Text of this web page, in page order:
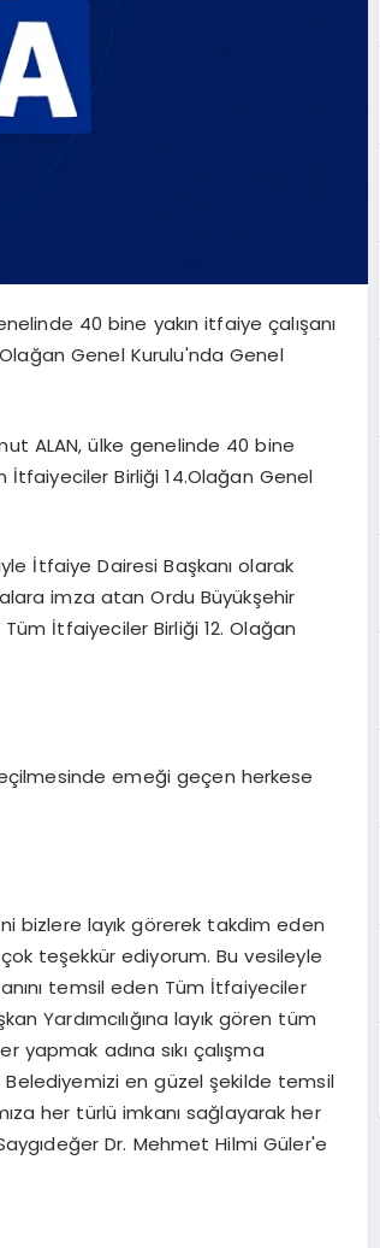
40 bine yakın itfaiye çalışanı
Genel Kurulu'nda Genel
ALAN, ülke genelinde 40 bine
İtfaiyeciler Birliği 14.Olağan Genel
İtfaiye Dairesi Başkanı olarak
imza atan Ordu Büyükşehir
İtfaiyeciler Birliği 12. Olağan
emeği geçen herkese
bizlere layık görerek takdim eden
çok teşekkür ediyorum. Bu vesileyle
temsil eden Tüm İtfaiyeciler
Yardımcılığına layık gören tüm
adına sıkı çalışma
Belediyemizi en güzel şekilde temsil
her türlü imkanı sağlayarak her
Dr. Mehmet Hilmi Güler'e